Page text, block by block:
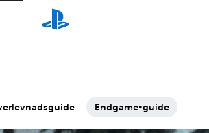
Endgame-guide